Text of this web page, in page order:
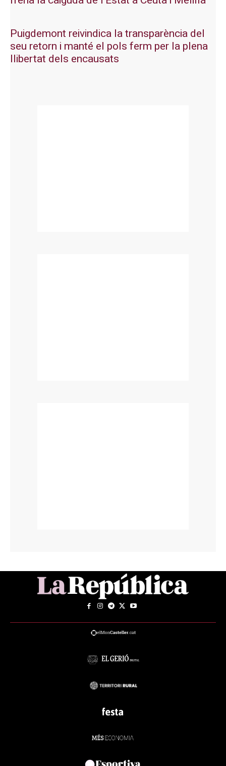
Puigdemont reivindica la transparència del
seu retorn i manté el pols ferm per la plena
llibertat dels encausats